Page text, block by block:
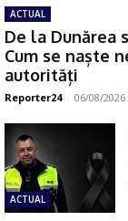
ACTUAL
De la Dunărea
Cum se naște
autorități
Reporter24 - 06/08/2026
ACTUAL